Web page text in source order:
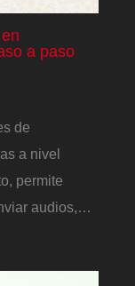
a paso
de
a nivel
permite
audios,…